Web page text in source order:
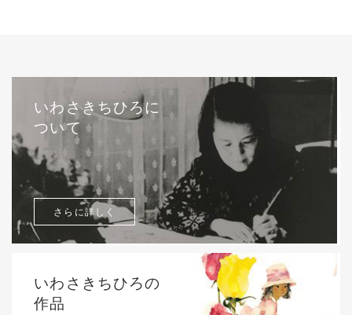
いわさきちひろに
ついて
さらに詳しく
いわさきちひろの
作品